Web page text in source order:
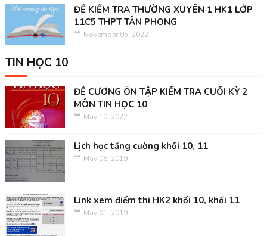
ĐỀ KIỂM TRA THƯỜNG XUYÊN 1 HK1 LỚP
11C5 THPT TÂN PHONG
November 05, 2022
TIN HỌC 10
ĐỀ CƯƠNG ÔN TẬP KIỂM TRA CUỐI KỲ 2
MÔN TIN HỌC 10
May 10, 2022
Lịch học tăng cường khối 10, 11
May 06, 2019
Link xem điểm thi HK2 khối 10, khối 11
May 01, 2019